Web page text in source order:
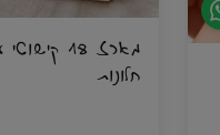
מארז 18
חלונות